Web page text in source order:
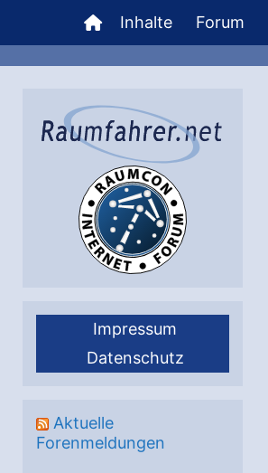
Inhalt
springen
Inhalte Forum
Impressum
Datenschutz
Aktuelle
Forenmeldungen